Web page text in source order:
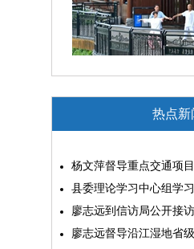
热点新
杨文萍督导重点交通项
县委理论学习中心组学
廖志远到信访局公开接访
廖志远督导沿江湿地省